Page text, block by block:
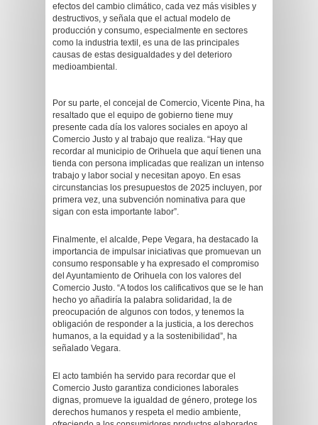
efectos del cambio climático, cada vez más visibles y
destructivos, y señala que el actual modelo de
producción y consumo, especialmente en sectores
como la industria textil, es una de las principales
causas de estas desigualdades y del deterioro
medioambiental.
Por su parte, el concejal de Comercio, Vicente Pina, ha
resaltado que el equipo de gobierno tiene muy
presente cada día los valores sociales en apoyo al
Comercio Justo y al trabajo que realiza. “Hay que
recordar al municipio de Orihuela que aquí tienen una
tienda con persona implicadas que realizan un intenso
trabajo y labor social y necesitan apoyo. En esas
circunstancias los presupuestos de 2025 incluyen, por
primera vez, una subvención nominativa para que
sigan con esta importante labor”.
Finalmente, el alcalde, Pepe Vegara, ha destacado la
importancia de impulsar iniciativas que promuevan un
consumo responsable y ha expresado el compromiso
del Ayuntamiento de Orihuela con los valores del
Comercio Justo. “A todos los calificativos que se le han
hecho yo añadiría la palabra solidaridad, la de
preocupación de algunos con todos, y tenemos la
obligación de responder a la justicia, a los derechos
humanos, a la equidad y a la sostenibilidad”, ha
señalado Vegara.
El acto también ha servido para recordar que el
Comercio Justo garantiza condiciones laborales
dignas, promueve la igualdad de género, protege los
derechos humanos y respeta el medio ambiente,